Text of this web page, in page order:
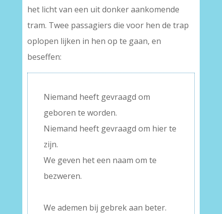
het licht van een uit donker aankomende
tram. Twee passagiers die voor hen de trap
oplopen lijken in hen op te gaan, en
beseffen:
Niemand heeft gevraagd om
geboren te worden.
Niemand heeft gevraagd om hier te
zijn.
We geven het een naam om te
bezweren.
We ademen bij gebrek aan beter.